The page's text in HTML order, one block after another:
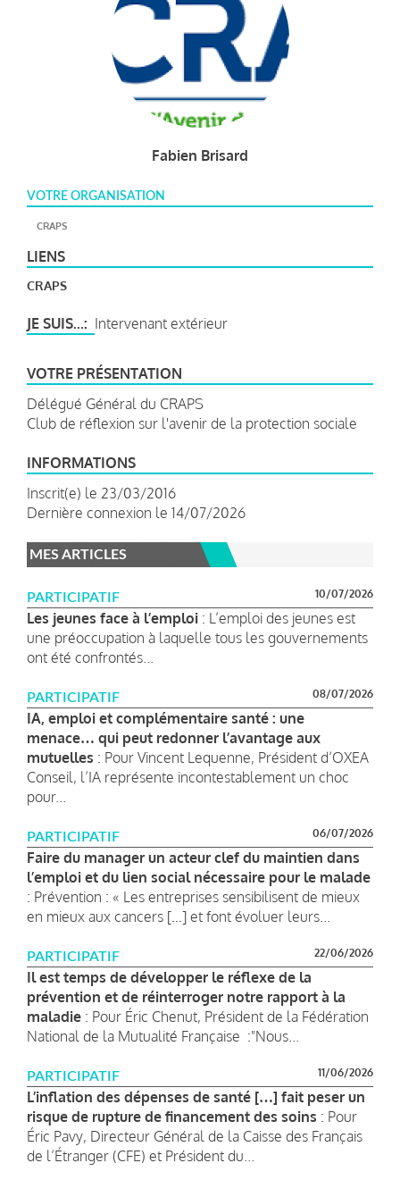
Fabien Brisard
VOTRE ORGANISATION
CRAPS
LIENS
CRAPS
JE SUIS... Intervenant extérieur
VOTRE PRÉSENTATION
Délégué Général du CRAPS
Club de réflexion sur l'avenir de la protection sociale
INFORMATIONS
Inscrit(e) le 23/03/2016
Dernière connexion le 14/07/2026
MES ARTICLES
PARTICIPATIF 10/07/2026
Les jeunes face à l’emploi : L’emploi des jeunes est
une préoccupation à laquelle tous les gouvernements
ont été confrontés...
PARTICIPATIF 08/07/2026
IA, emploi et complémentaire santé : une
menace… qui peut redonner l’avantage aux
mutuelles : Pour Vincent Lequenne, Président d’OXEA
Conseil, l’IA représente incontestablement un choc
pour...
PARTICIPATIF 06/07/2026
Faire du manager un acteur clef du maintien dans
l’emploi et du lien social nécessaire pour le malade
: Prévention : « Les entreprises sensibilisent de mieux
en mieux aux cancers […] et font évoluer leurs...
PARTICIPATIF 22/06/2026
Il est temps de développer le réflexe de la
prévention et de réinterroger notre rapport à la
maladie : Pour Éric Chenut, Président de la Fédération
National de la Mutualité Française :"Nous...
PARTICIPATIF 11/06/2026
L’inflation des dépenses de santé […] fait peser un
risque de rupture de financement des soins : Pour
Éric Pavy, Directeur Général de la Caisse des Français
de l’Étranger (CFE) et Président du...